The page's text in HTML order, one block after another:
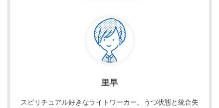
里早
スピリチュアル好きなライトワーカー。うつ状態と統合失